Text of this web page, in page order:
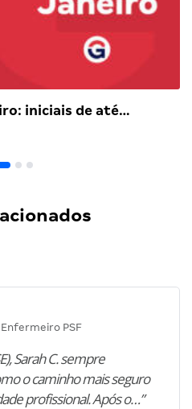
iniciais de até…
PSF
Sarah C. sempre
o caminho mais seguro
profissional. Após o…”